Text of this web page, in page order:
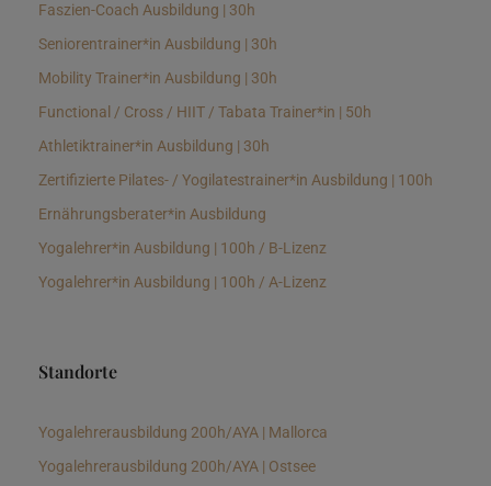
Faszien-Coach Ausbildung | 30h
Seniorentrainer*in Ausbildung | 30h
Mobility Trainer*in Ausbildung | 30h
Functional / Cross / HIIT / Tabata Trainer*in | 50h
Athletiktrainer*in Ausbildung | 30h
Zertifizierte Pilates- / Yogilatestrainer*in Ausbildung | 100h
Ernährungsberater*in Ausbildung
Yogalehrer*in Ausbildung | 100h / B-Lizenz
Yogalehrer*in Ausbildung | 100h / A-Lizenz
Standorte
Yogalehrerausbildung 200h/AYA | Mallorca
Yogalehrerausbildung 200h/AYA | Ostsee